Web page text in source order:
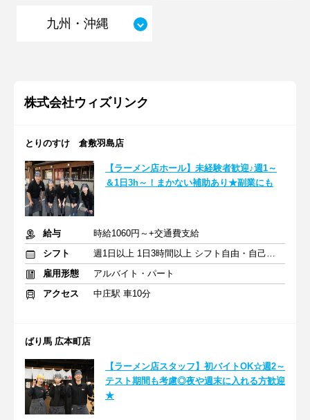
九州・沖縄
株式会社ウィズリンク
とりのすけ 倉敷羽島店
【ラーメン店ホール】未経験者歓迎♪週1～
＆1日3h～！まかない補助あり★副業にも
給与
時給1060円～+交通費支給
シフト
週1日以上 1日3時間以上 シフト自由・自己申告
雇用形態
アルバイト・パート
アクセス
中庄駅 車10分
ばり馬 広本町店
【ラーメン店スタッフ】初バイトOK☆週2～
テスト期間も考慮◎夜や週末に入れる方歓迎
★